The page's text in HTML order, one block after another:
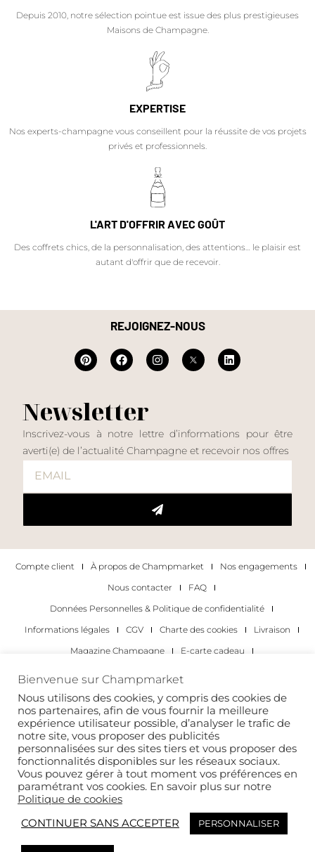
Depuis 2010, notre sélection pointue est issue des plus prestigieuses
Maisons de Champagne.
EXPERTISE
Nos experts-champagne vous conseillent pour la réussite de vos projets
privés et professionnels.
L'ART D'OFFRIR AVEC GOÛT
Des coffrets chics, de la personnalisation, des attentions… le plaisir est
autant d'offrir que de recevoir.
REJOIGNEZ-NOUS
Newsletter
Inscrivez-vous à notre lettre d’informations pour être
averti(e) de l’actualité Champagne et recevoir nos offres
Compte client À propos de Champmarket
Nos engagements
Nous contacter
FAQ
Données Personnelles & Politique de confidentialité
Informations légales
CGV Charte des cookies
Livraison
Magazine Champagne
E-carte cadeau
Les occasions pour déguster du champagne
Pour les particuliers
Pour les entreprises
Copyright 2022 © tous droits réservés. Champmarket.
Bienvenue sur Champmarket
Nous utilisons des cookies, y compris des cookies de
nos partenaires, afin de vous fournir la meilleure
expérience utilisateur possible, d’analyser le trafic de
notre site, vous proposer des publicités
personnalisées sur des sites tiers et vous proposer des
fonctionnalités disponibles sur les réseaux sociaux.
Vous pouvez gérer à tout moment vos préférences en
paramétrant vos cookies. En savoir plus sur notre
Politique de cookies
CONTINUER SANS ACCEPTER
PERSONNALISER